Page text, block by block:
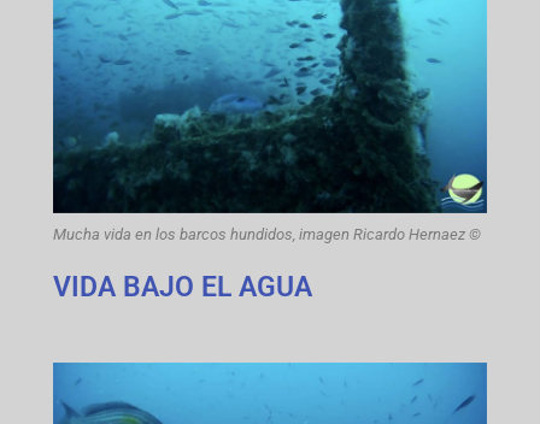
Mucha vida en los barcos hundidos, imagen Ricardo Hernaez ©
VIDA BAJO EL AGUA